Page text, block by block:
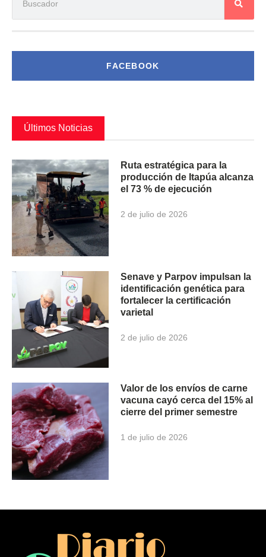
FACEBOOK
Últimos Noticias
Ruta estratégica para la
producción de Itapúa alcanza
el 73 % de ejecución
2 de julio de 2026
Senave y Parpov impulsan la
identificación genética para
fortalecer la certificación
varietal
2 de julio de 2026
Valor de los envíos de carne
vacuna cayó cerca del 15% al
cierre del primer semestre
1 de julio de 2026